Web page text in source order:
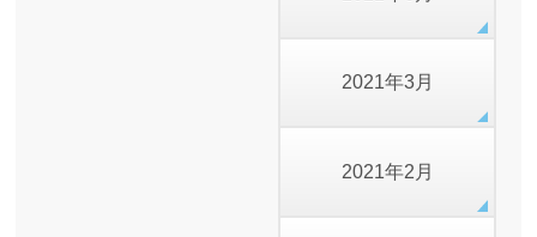
2021年3月
2021年2月